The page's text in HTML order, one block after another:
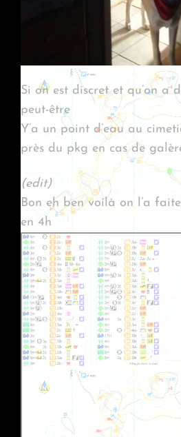
Si on est discret et qu’on a
peut-être
observer qq
Y’a un point d’eau au
près du pkg en cas de
(edit)
Bon eh ben voilà on l’a
en 4h